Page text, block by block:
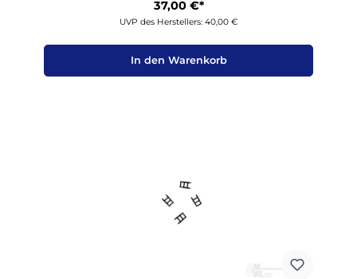
37,00 €*
UVP des Herstellers: 40,00 €
In den Warenkorb